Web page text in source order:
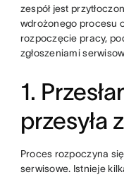
zespół jest
wdrożonego procesu
rozpoczęcie pracy,
zgłoszeniami
1.
przesyła
Proces rozpoczyna
serwisowe. Istnieje